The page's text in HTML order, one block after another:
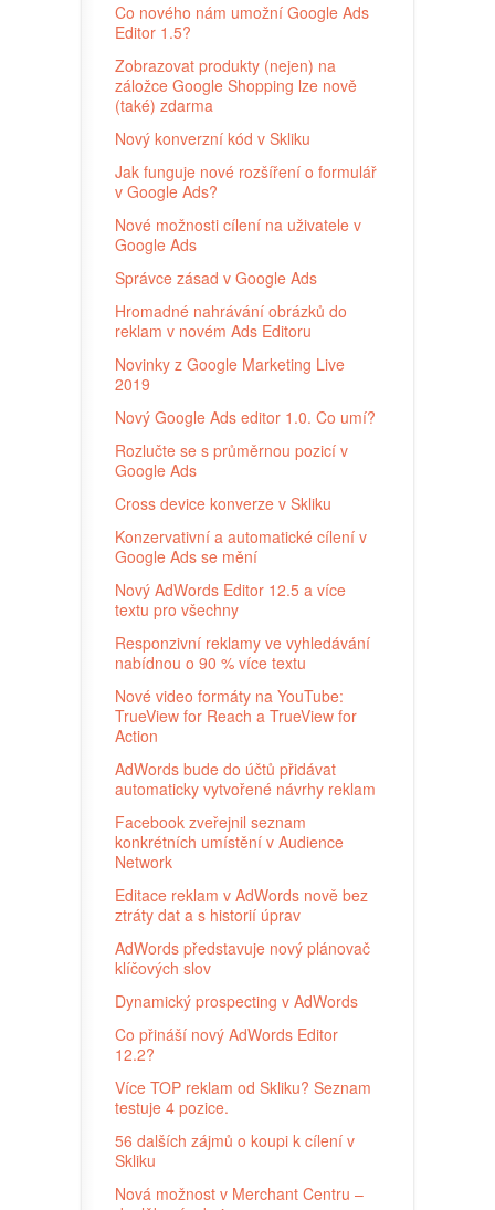
Co nového nám umožní Google Ads
Editor 1.5?
Zobrazovat produkty (nejen) na
záložce Google Shopping lze nově
(také) zdarma
Nový konverzní kód v Skliku
Jak funguje nové rozšíření o formulář
v Google Ads?
Nové možnosti cílení na uživatele v
Google Ads
Správce zásad v Google Ads
Hromadné nahrávání obrázků do
reklam v novém Ads Editoru
Novinky z Google Marketing Live
2019
Nový Google Ads editor 1.0. Co umí?
Rozlučte se s průměrnou pozicí v
Google Ads
Cross device konverze v Skliku
Konzervativní a automatické cílení v
Google Ads se mění
Nový AdWords Editor 12.5 a více
textu pro všechny
Responzivní reklamy ve vyhledávání
nabídnou o 90 % více textu
Nové video formáty na YouTube:
TrueView for Reach a TrueView for
Action
AdWords bude do účtů přidávat
automaticky vytvořené návrhy reklam
Facebook zveřejnil seznam
konkrétních umístění v Audience
Network
Editace reklam v AdWords nově bez
ztráty dat a s historií úprav
AdWords představuje nový plánovač
klíčových slov
Dynamický prospecting v AdWords
Co přináší nový AdWords Editor
12.2?
Více TOP reklam od Skliku? Seznam
testuje 4 pozice.
56 dalších zájmů o koupi k cílení v
Skliku
Nová možnost v Merchant Centru –